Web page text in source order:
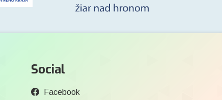
Social
Facebook